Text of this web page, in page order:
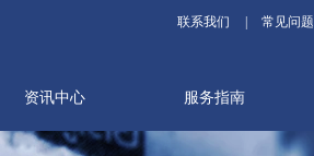
联系我们 常见问题
资讯中心 服务指南